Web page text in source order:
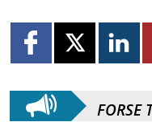
FORSE